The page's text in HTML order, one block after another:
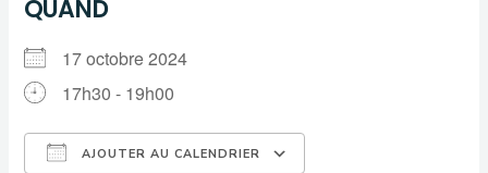
QUAND
17 octobre 2024
17h30 - 19h00
AJOUTER AU CALENDRIER